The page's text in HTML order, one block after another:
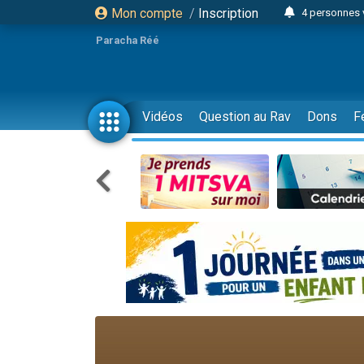
Mon compte / Inscription
4 personnes
3
13
2
30
Il reste
3 personnes
2 personnes
3 personnes
Paracha Réé
Vidéos Question au Rav Dons